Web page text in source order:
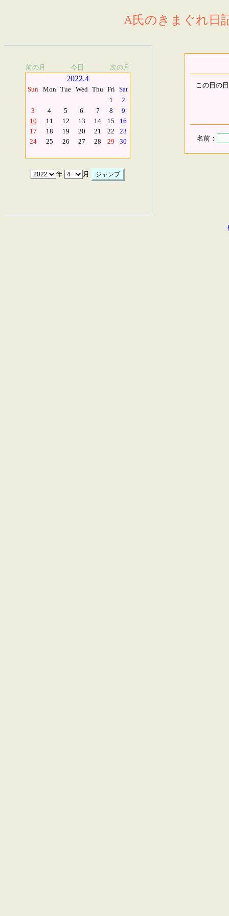
A氏のきまぐれ日
前の月 今日 次の月
2022.4
Sun Mon Tue Wed Thu Fri Sat
1
2
3
4 5 6 7 8
9
10
11 12 13 14 15
16
17
18 19 20 21 22
23
24
25 26 27 28 29 30
年 月
この日の
名前：